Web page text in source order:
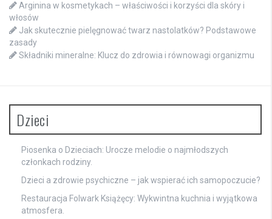
Arginina w kosmetykach – właściwości i korzyści dla skóry i
włosów
Jak skutecznie pielęgnować twarz nastolatków? Podstawowe
zasady
Składniki mineralne: Klucz do zdrowia i równowagi organizmu
Dzieci
Piosenka o Dzieciach: Urocze melodie o najmłodszych
członkach rodziny.
Dzieci a zdrowie psychiczne – jak wspierać ich samopoczucie?
Restauracja Folwark Książęcy: Wykwintna kuchnia i wyjątkowa
atmosfera.